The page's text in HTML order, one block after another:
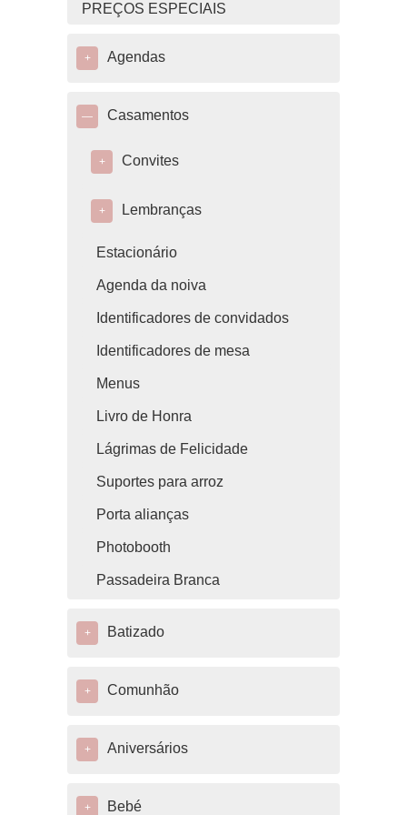
PREÇOS ESPECIAIS
+ Agendas
— Casamentos
+ Convites
+ Lembranças
Estacionário
Agenda da noiva
Identificadores de convidados
Identificadores de mesa
Menus
Livro de Honra
Lágrimas de Felicidade
Suportes para arroz
Porta alianças
Photobooth
Passadeira Branca
+ Batizado
+ Comunhão
+ Aniversários
+ Bebé